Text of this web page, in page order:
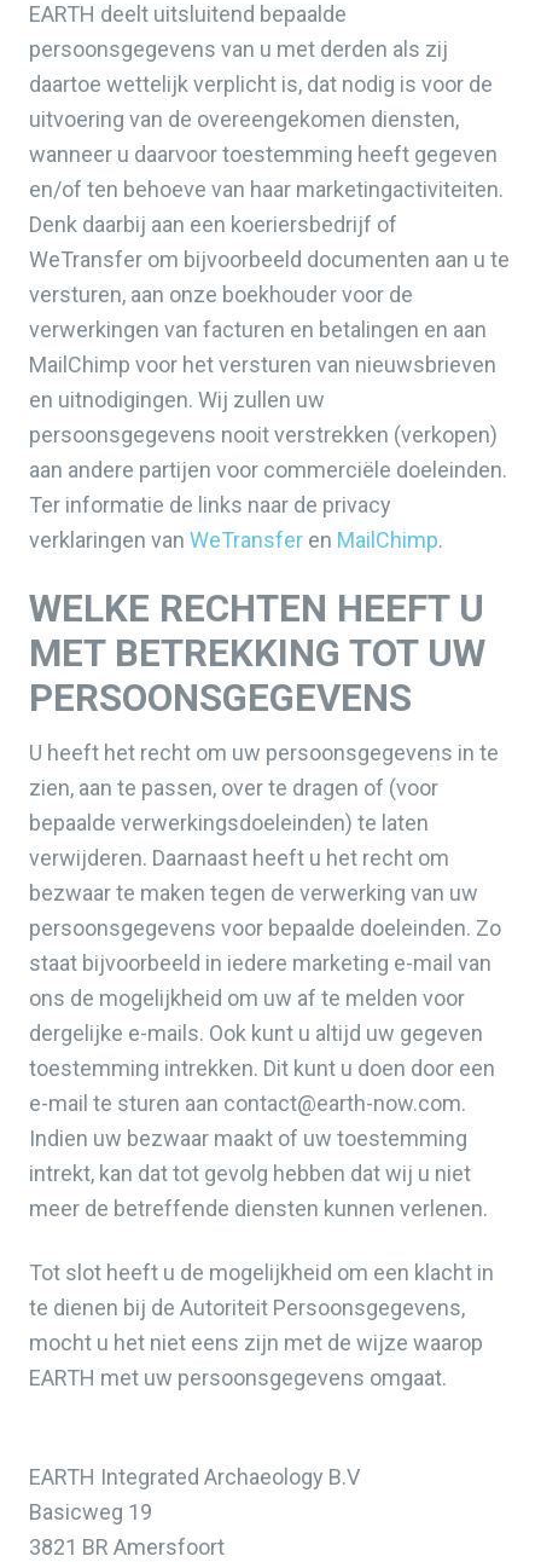
EARTH deelt uitsluitend bepaalde
persoonsgegevens van u met derden als zij
daartoe wettelijk verplicht is, dat nodig is voor de
uitvoering van de overeengekomen diensten,
wanneer u daarvoor toestemming heeft gegeven
en/of ten behoeve van haar marketingactiviteiten.
Denk daarbij aan een koeriersbedrijf of
WeTransfer om bijvoorbeeld documenten aan u te
versturen, aan onze boekhouder voor de
verwerkingen van facturen en betalingen en aan
MailChimp voor het versturen van nieuwsbrieven
en uitnodigingen. Wij zullen uw
persoonsgegevens nooit verstrekken (verkopen)
aan andere partijen voor commerciële doeleinden.
Ter informatie de links naar de privacy
verklaringen van WeTransfer en MailChimp.
WELKE RECHTEN HEEFT U
MET BETREKKING TOT UW
PERSOONSGEGEVENS
U heeft het recht om uw persoonsgegevens in te
zien, aan te passen, over te dragen of (voor
bepaalde verwerkingsdoeleinden) te laten
verwijderen. Daarnaast heeft u het recht om
bezwaar te maken tegen de verwerking van uw
persoonsgegevens voor bepaalde doeleinden. Zo
staat bijvoorbeeld in iedere marketing e-mail van
ons de mogelijkheid om uw af te melden voor
dergelijke e-mails. Ook kunt u altijd uw gegeven
toestemming intrekken. Dit kunt u doen door een
e-mail te sturen aan contact@earth-now.com.
Indien uw bezwaar maakt of uw toestemming
intrekt, kan dat tot gevolg hebben dat wij u niet
meer de betreffende diensten kunnen verlenen.
Tot slot heeft u de mogelijkheid om een klacht in
te dienen bij de Autoriteit Persoonsgegevens,
mocht u het niet eens zijn met de wijze waarop
EARTH met uw persoonsgegevens omgaat.
EARTH Integrated Archaeology B.V
Basicweg 19
3821 BR Amersfoort